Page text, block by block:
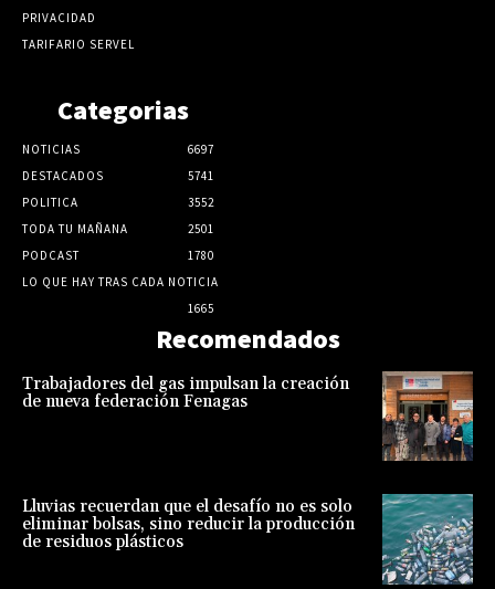
PRIVACIDAD
TARIFARIO SERVEL
Categorias
NOTICIAS
6697
DESTACADOS
5741
POLITICA
3552
TODA TU MAÑANA
2501
PODCAST
1780
LO QUE HAY TRAS CADA NOTICIA
1665
Recomendados
Trabajadores del gas impulsan la creación
de nueva federación Fenagas
Lluvias recuerdan que el desafío no es solo
eliminar bolsas, sino reducir la producción
de residuos plásticos